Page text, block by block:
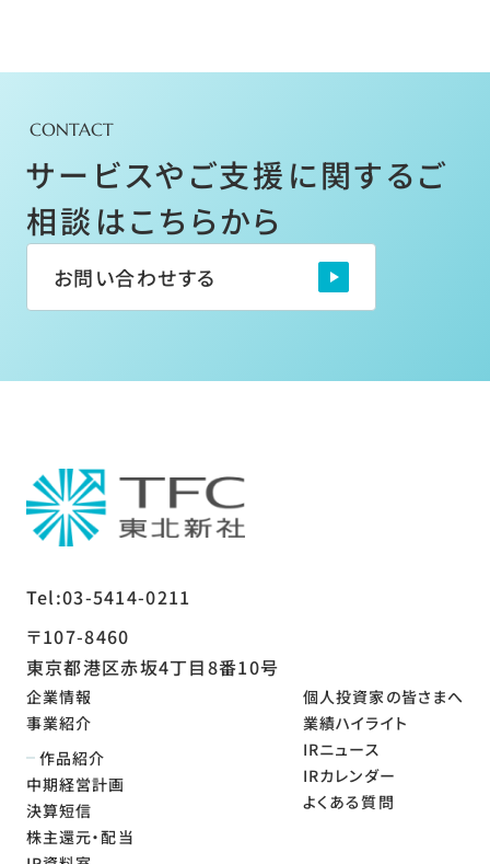
CONTACT
サービスやご支援に関するご
相談はこちらから
お問い合わせする
Tel:03-5414-0211
〒107-8460
東京都港区赤坂4丁目8番10号
企業情報
事業紹介
作品紹介
中期経営計画
決算短信
株主還元・配当
個人投資家の皆さまへ
業績ハイライト
IRニュース
IRカレンダー
よくある質問